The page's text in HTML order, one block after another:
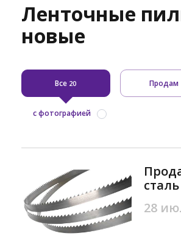
Ленточные
новые
Все 20 Продам
с фотографией
28